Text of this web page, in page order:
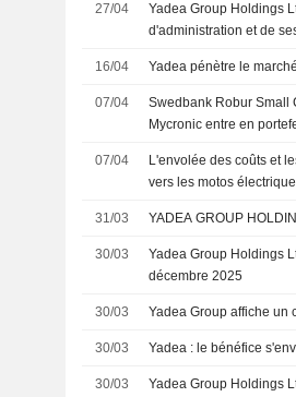
27/04
Yadea Group Holdings
d'administration et de
16/04 Yadea pénètre le
07/04
Swedbank Robur Small
Mycronic entre en
07/04
L'envolée des coûts et
vers les motos
31/03
30/03
Yadea Group Holdings
décembre 2025
30/03 Yadea Group affiche un
30/03 Yadea : le bénéfice
30/03
Yadea Group Holdings